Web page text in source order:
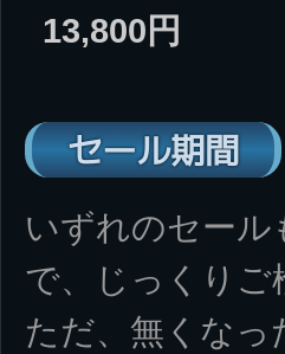
13,800円
セール期間
いずれのセール
で、じっくりご
ただ、無くな